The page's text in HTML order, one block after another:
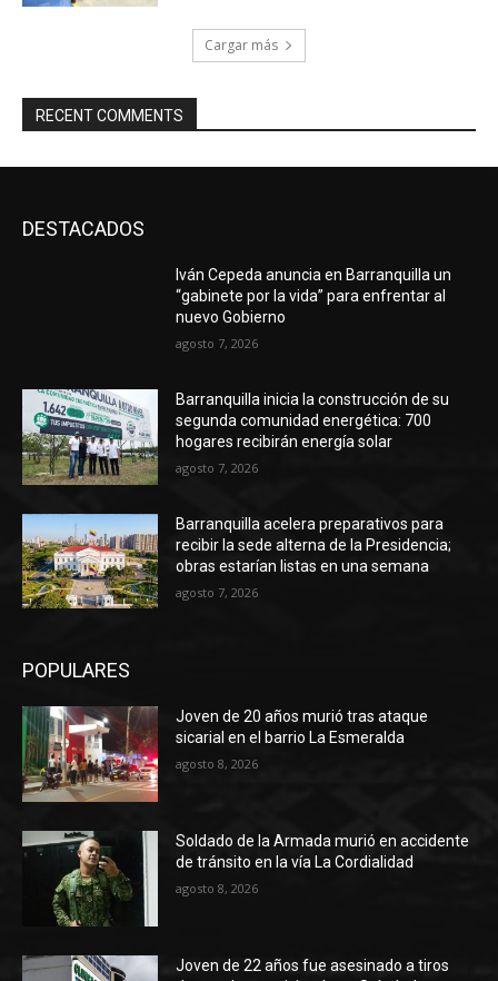
Cargar más
RECENT COMMENTS
DESTACADOS
Iván Cepeda anuncia en Barranquilla un
“gabinete por la vida” para enfrentar al
nuevo Gobierno
agosto 7, 2026
Barranquilla inicia la construcción de su
segunda comunidad energética: 700
hogares recibirán energía solar
agosto 7, 2026
Barranquilla acelera preparativos para
recibir la sede alterna de la Presidencia;
obras estarían listas en una semana
agosto 7, 2026
POPULARES
Joven de 20 años murió tras ataque
sicarial en el barrio La Esmeralda
agosto 8, 2026
Soldado de la Armada murió en accidente
de tránsito en la vía La Cordialidad
agosto 8, 2026
Joven de 22 años fue asesinado a tiros